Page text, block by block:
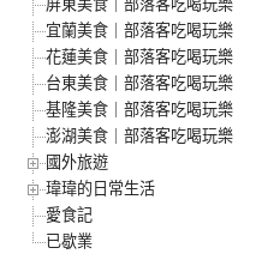
屏東美食｜部落客吃喝玩樂
宜蘭美食｜部落客吃喝玩樂
花蓮美食｜部落客吃喝玩樂
台東美食｜部落客吃喝玩樂
基隆美食｜部落客吃喝玩樂
澎湖美食｜部落客吃喝玩樂
國外旅遊
瑋瑋的日常生活
愛食記
已歇業